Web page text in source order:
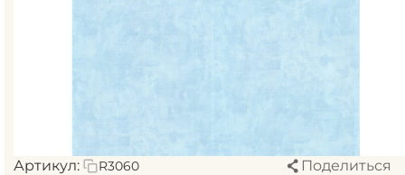
Артикул: R3060 Поделиться